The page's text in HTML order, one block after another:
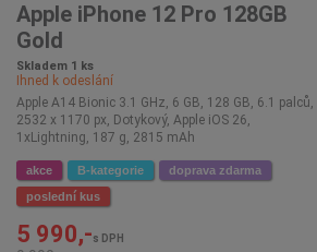
Apple iPhone 12 Pro 128GB
Gold
Skladem 1 ks
Ihned k odeslání
Apple A14 Bionic 3.1 GHz, 6 GB, 128 GB, 6.1 palců,
2532 x 1170 px, Dotykový, Apple iOS 26,
1xLightning, 187 g, 2815 mAh
akce B-kategorie
doprava zdarma
poslední kus
5 990,-s DPH